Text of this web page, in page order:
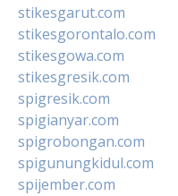
stikesgarut.com
stikesgorontalo.com
stikesgowa.com
stikesgresik.com
spigresik.com
spigianyar.com
spigrobongan.com
spigunungkidul.com
spijember.com